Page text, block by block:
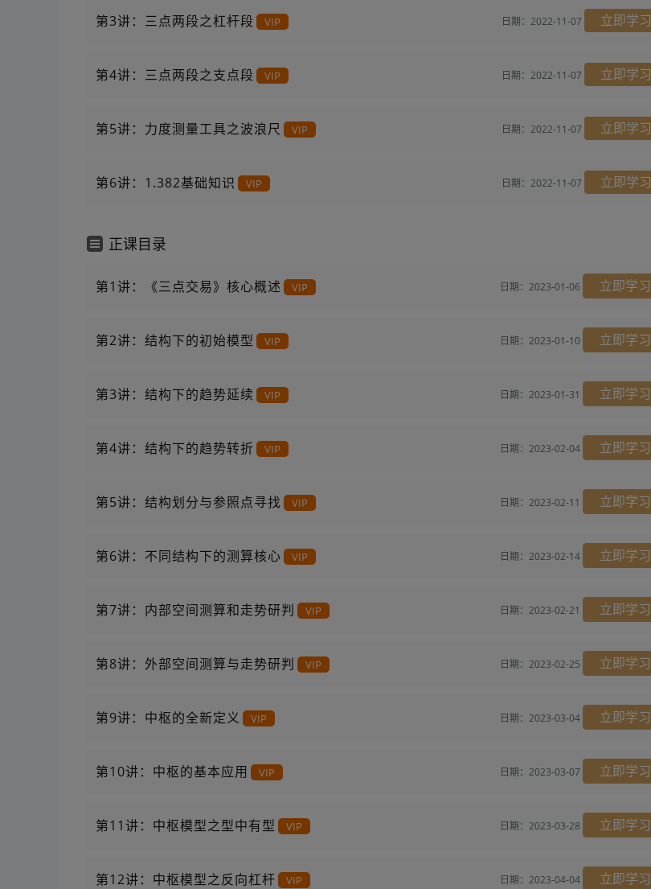
第3讲：三点两段之杠杆段 VIP 日期：2022-11-07 立即学习
第4讲：三点两段之支点段 VIP 日期：2022-11-07 立即学习
第5讲：力度测量工具之波浪尺 VIP 日期：2022-11-07 立即学习
第6讲：1.382基础知识 VIP 日期：2022-11-07 立即学习
正课目录
第1讲：《三点交易》核心概述 VIP 日期：2023-01-06 立即学习
第2讲：结构下的初始模型 VIP 日期：2023-01-10 立即学习
第3讲：结构下的趋势延续 VIP 日期：2023-01-31 立即学习
第4讲：结构下的趋势转折 VIP 日期：2023-02-04 立即学习
第5讲：结构划分与参照点寻找 VIP 日期：2023-02-11 立即学习
第6讲：不同结构下的测算核心 VIP 日期：2023-02-14 立即学习
第7讲：内部空间测算和走势研判 VIP 日期：2023-02-21 立即学习
第8讲：外部空间测算与走势研判 VIP 日期：2023-02-25 立即学习
第9讲：中枢的全新定义 VIP 日期：2023-03-04 立即学习
第10讲：中枢的基本应用 VIP 日期：2023-03-07 立即学习
第11讲：中枢模型之型中有型 VIP 日期：2023-03-28 立即学习
第12讲：中枢模型之反向杠杆 VIP 日期：2023-04-04 立即学习